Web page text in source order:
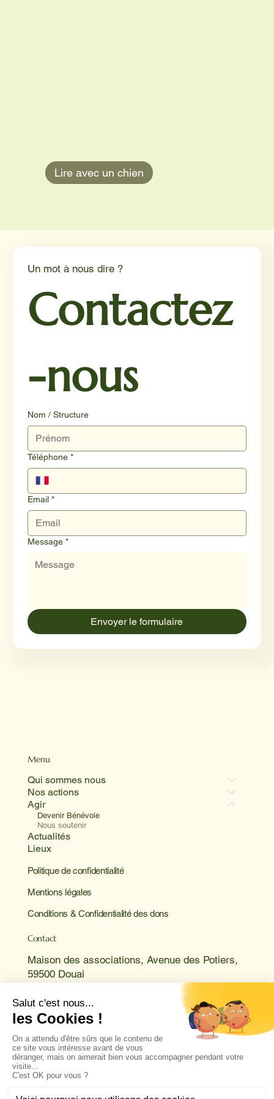
Lire avec un chien
Menu
Qui sommes nous
Nos actions
Agir
Devenir Bénévole
Nous soutenir
Actualités
Lieux
Politique de confidentialité
Mentions légales
Conditions & Confidentialité des dons
Contact
Maison des associations, Avenue des Potiers,
59500 Douai
Du lundi au vendredi de 10h à 12h et de 17h à
21h
Mon compte
Un mot à nous dire ?
Contactez
-nous
Nom / Structure
Téléphone *
Email *
Message *
Envoyer le formulaire